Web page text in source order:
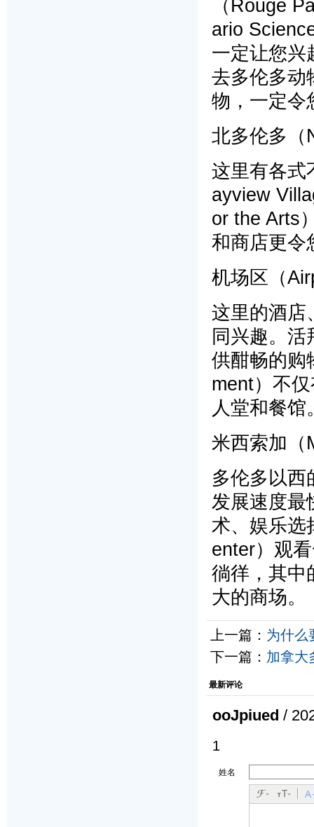
（Rouge
ario
一定让您兴
去多伦多动
物，一定令
北多伦多（
这里有各式
ayview
or the Arts
和商店更令
机场区（
这里的酒店
同兴趣。
供酣畅的购
ment）不
人堂和餐馆
米西索加（
多伦多以西
发展速度最
术、娱乐选
enter）观
徜徉，其中
大的商场。
上一篇： 为什么
下一篇： 加拿大
最新评论
ooJpiued /
1
姓名